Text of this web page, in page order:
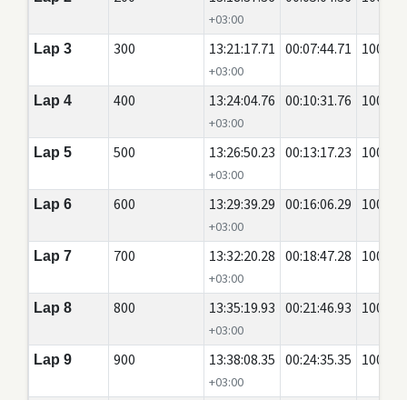
+03:00
Lap 3 300 13:21:17.71
+03:00
00:07:44.71 100
Lap 4 400 13:24:04.76
+03:00
00:10:31.76 100
Lap 5 500 13:26:50.23
+03:00
00:13:17.23 100
Lap 6 600 13:29:39.29
+03:00
00:16:06.29 100
Lap 7 700 13:32:20.28
+03:00
00:18:47.28 100
Lap 8 800 13:35:19.93
+03:00
00:21:46.93 100
Lap 9 900 13:38:08.35
+03:00
00:24:35.35 100